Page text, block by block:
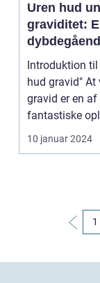
Uren hud
graviditet:
guide til
kvinder
Introduktion til
hud gravid" At være
gravid er en af
fantastiske
en kvin...
10 januar 2024
1